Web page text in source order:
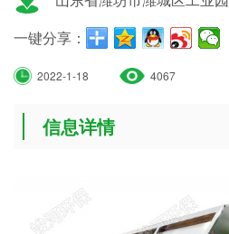
一键分享：
2022-1-18 4067
信息详情